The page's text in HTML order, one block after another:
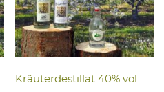
Kräu­ter­de­stil­lat 40% vol.